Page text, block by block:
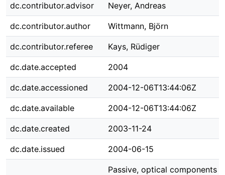
dc.contributor.advisor Neyer, Andreas
dc.contributor.author Wittmann, Björn
dc.contributor.referee Kays, Rüdiger
dc.date.accepted 2004
dc.date.accessioned 2004-12-06T13:44:06Z
dc.date.available 2004-12-06T13:44:06Z
dc.date.created 2003-11-24
dc.date.issued 2004-06-15
Passive, optical components